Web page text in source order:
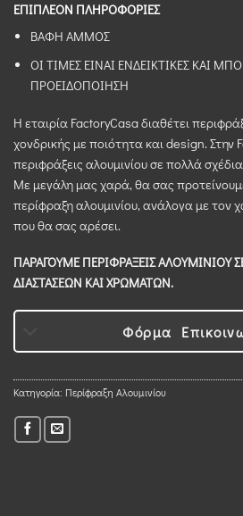
ΕΠΙΠΛΕΟΝ ΠΛΗΡΟΦΟΡΙΕΣ
BAΦΗ ΑΜΜΟΣ
ΟΙ ΤΙΜΕΣ ΕΙΝΑΙ ΕΝΔΕΙΚΤΙΚΕΣ ΚΑΙ
ΠΡΟΕΙΔΟΠΟΙΗΣΗ
Η εταιρία FactoryCasa διαθέτει
χονδρικής με ποιότητα και design. Στην
περιφράξεις αλουμινίου σε πολλά
Με μεγάλη μας χαρά, θα σας
περίφραξη αλουμινίου, ανάλογα με τον
που θα σας αρέσει.
ΠΑΡΑΓΟΥΜΕ ΠΕΡΙΦΡΑΞΕΙΣ ΑΛΟΥΜΙΝΙΟΥ
ΔΙΑΣΤΑΣΕΩΝ ΚΑΙ ΧΡΩΜΑΤΩΝ.
Φόρμα
Κατηγορία: Περίφραξη Αλουμινίου